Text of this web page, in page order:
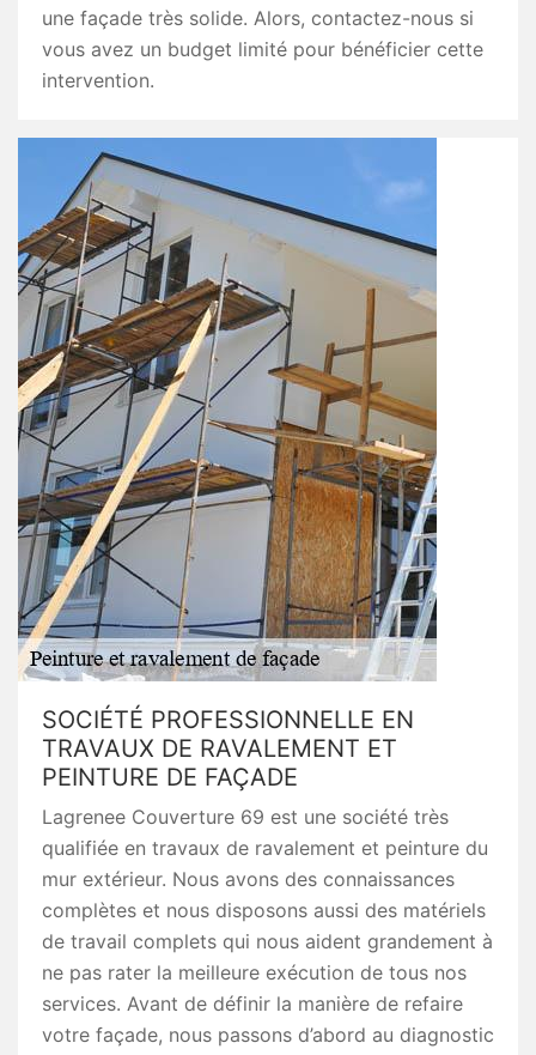
une façade très solide. Alors, contactez-nous si
vous avez un budget limité pour bénéficier cette
intervention.
SOCIÉTÉ PROFESSIONNELLE EN
TRAVAUX DE RAVALEMENT ET
PEINTURE DE FAÇADE
Lagrenee Couverture 69 est une société très
qualifiée en travaux de ravalement et peinture du
mur extérieur. Nous avons des connaissances
complètes et nous disposons aussi des matériels
de travail complets qui nous aident grandement à
ne pas rater la meilleure exécution de tous nos
services. Avant de définir la manière de refaire
votre façade, nous passons d’abord au diagnostic